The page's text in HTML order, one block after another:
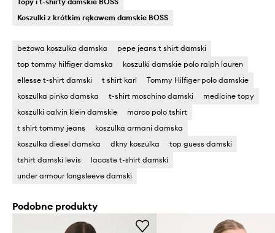
Koszulki z krótkim rękawem damskie BOSS
beżowa koszulka damska
pepe jeans t shirt damski
top tommy hilfiger damska
koszulki damskie polo ralph lauren
ellesse t-shirt damski
t shirt karl
Tommy Hilfiger polo damskie
koszulka pinko damska
t-shirt moschino damski
medicine topy
koszulki calvin klein damskie
marco polo tshirt
t shirt tommy jeans
koszulka armani damska
koszulka diesel damska
dkny koszulka
top guess damski
tshirt damski levis
lacoste t-shirt damski
under armour longsleeve damski
Podobne produkty